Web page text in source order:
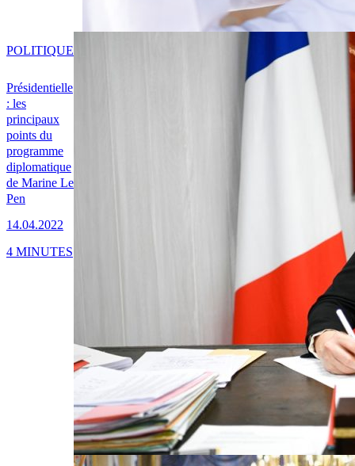
Présidentielle
: les
principaux
points du
programme
diplomatique
de Marine Le
Pen
14.04.2022
POLITIQUE
4 MINUTES